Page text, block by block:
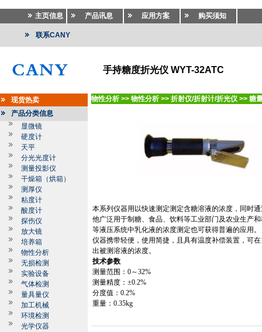
主页信息 产品讯息 应用方案 购买须知
联系CANY
手持糖度折光仪 WYT-32ATC
现货热卖
产品分类信息
显微镜
硬度计
天平
分光光度计
测量投影仪
干燥箱（烘箱）
测厚仪
粘度计
酸度计
探伤仪
放大镜
培养箱
物性分析
无损检测
实验设备
气体检测
量具量仪
加工机械
环境检测
光学仪器
物性分析 >> 物性分析 >> 折射仪/折射计/折光仪 >> 糖
本系列仪器用以快速测定测定含糖溶液的浓度，同时
他广泛用于制糖、食品、饮料等工业部门及农业生产
等液压系统中乳化液的浓度测定也可获得普遍的应用。
仪器携带轻便，使用简捷，且具有温度补偿装置，可在
出被测溶液的浓度。
技术参数
测量范围： 0～32%
测量精度：±0.2%
分度值： 0.2%
重量： 0.35kg